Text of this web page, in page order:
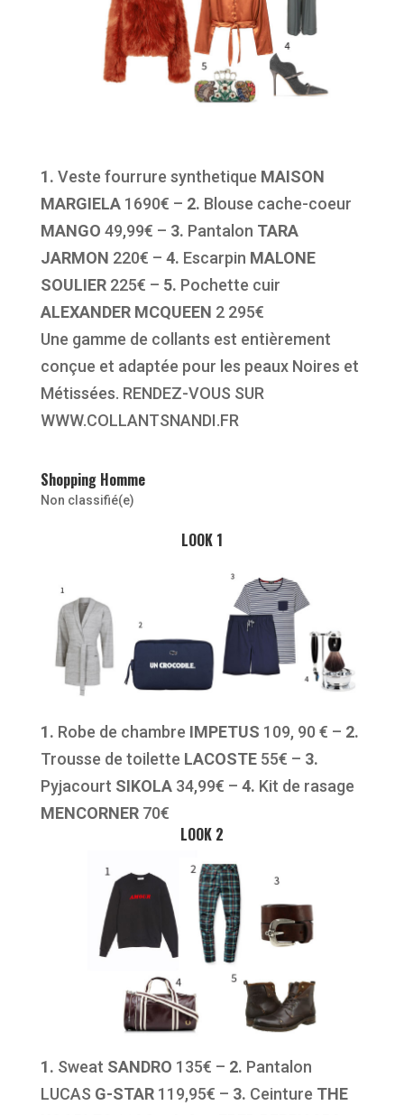
1. Veste fourrure synthetique MAISON
MARGIELA1690€ – 2. Blouse cache-coeur
MANGO 49,99€ – 3. Pantalon TARA
JARMON 220€ – 4. Escarpin MALONE
SOULIER225€ – 5. Pochette cuir
ALEXANDER MCQUEEN 2 295€
Une gamme de collants est entièrement
conçue et adaptée pour les peaux Noires et
Métissées. RENDEZ-VOUS SUR
WWW.COLLANTSNANDI.FR
Shopping Homme
Non classifié(e)
LOOK 1
1. Robe de chambre IMPETUS 109, 90 € – 2.
Trousse de toilette LACOSTE55€ – 3.
Pyjacourt SIKOLA34,99€ – 4. Kit de rasage
MENCORNER70€
LOOK 2
1. Sweat SANDRO 135€ – 2. Pantalon
LUCAS G-STAR119,95€ – 3. Ceinture THE